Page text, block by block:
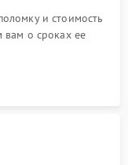
и стоимость
вам о сроках ее